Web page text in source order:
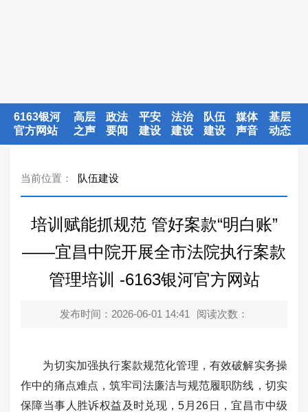
6163银河
官方网站
高层
之声
政法
要闻
平安
建设
法治
建设
队伍
建设
媒体
声音
基层
动态
当前位置： 队伍建设
培训赋能抓规范 管好案款“明白账”
——宜昌中院开展全市法院执行案款
管理培训 -6163银河官方网站
发布时间：2026-06-01 14:41 阅读次数：
为切实加强执行案款规范化管理，有效破解实务操
作中的痛点难点，筑牢司法廉洁与规范履职防线，切实
保障当事人胜诉权益及时兑现，5月26日，宜昌市中级